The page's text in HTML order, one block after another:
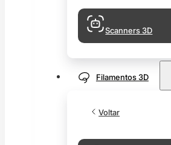
Scanners 3D
Filamentos 3D
Voltar